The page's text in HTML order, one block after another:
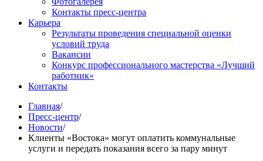
Контакты пресс-центра
Карьера
Результаты проведения специальной оценки
условий труда
Вакансии
Конкурс профессионального мастерства «Лучший
работник»
Контакты
Главная/
Пресс-центр/
Новости/
Клиенты «Востока» могут оплатить коммунальные
услуги и передать показания всего за пару минут